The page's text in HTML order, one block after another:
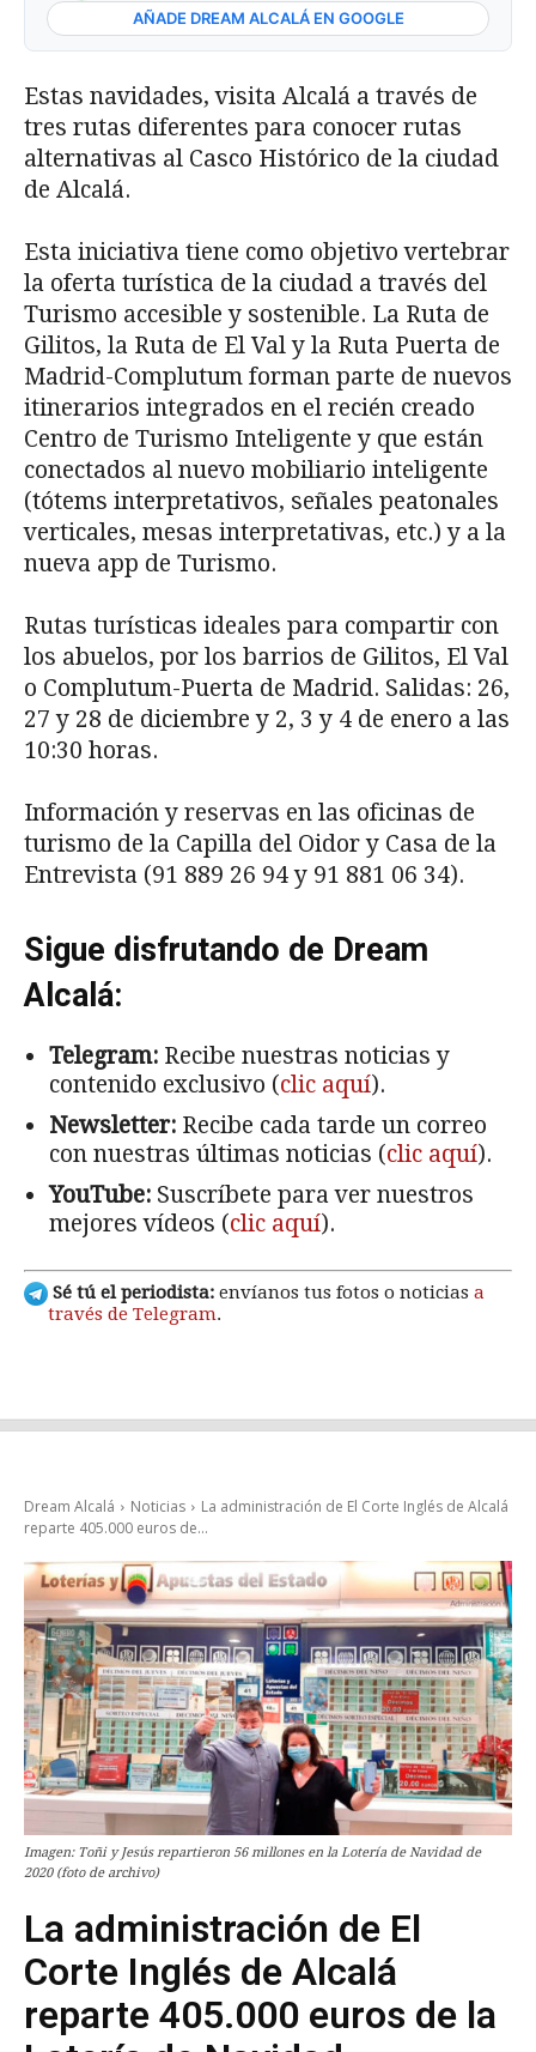
AÑADE DREAM ALCALÁ EN GOOGLE
Estas navidades, visita Alcalá a través de
tres rutas diferentes para conocer rutas
alternativas al Casco Histórico de la ciudad
de Alcalá.
Esta iniciativa tiene como objetivo vertebrar
la oferta turística de la ciudad a través del
Turismo accesible y sostenible. La Ruta de
Gilitos, la Ruta de El Val y la Ruta Puerta de
Madrid-Complutum forman parte de nuevos
itinerarios integrados en el recién creado
Centro de Turismo Inteligente y que están
conectados al nuevo mobiliario inteligente
(tótems interpretativos, señales peatonales
verticales, mesas interpretativas, etc.) y a la
nueva app de Turismo.
Rutas turísticas ideales para compartir con
los abuelos, por los barrios de Gilitos, El Val
o Complutum-Puerta de Madrid. Salidas: 26,
27 y 28 de diciembre y 2, 3 y 4 de enero a las
10:30 horas.
Información y reservas en las oficinas de
turismo de la Capilla del Oidor y Casa de la
Entrevista (91 889 26 94y 91 881 06 34).
Sigue disfrutando de Dream
Alcalá:
Telegram: Recibe nuestras noticias y
contenido exclusivo (clic aquí).
Newsletter: Recibe cada tarde un correo
con nuestras últimas noticias (clic aquí).
YouTube: Suscríbete para ver nuestros
mejores vídeos (clic aquí).
Sé tú el periodista: envíanos tus fotos o noticias a
través de Telegram.